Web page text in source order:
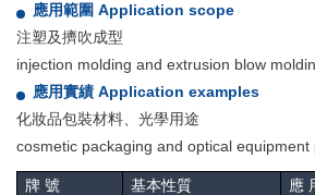
應用範圍 Application scope
注塑及擠吹成型
injection molding and extrusion blow
應用實績 Application examples
化妝品包裝材料、光學用途
cosmetic packaging and optical equipment
牌 號 基本性質 應